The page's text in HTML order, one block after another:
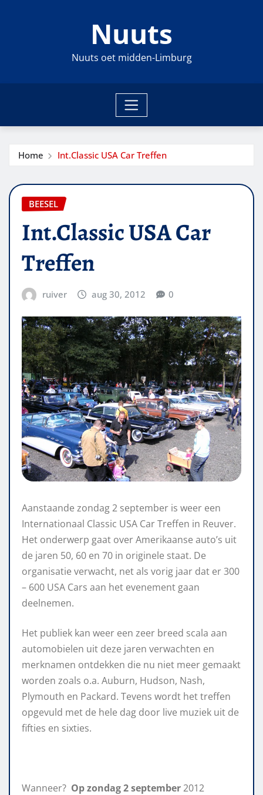
Nuuts
Nuuts oet midden-Limburg
Home Int.Classic USA Car Treffen
BEESEL
Int.Classic USA Car
Treffen
ruiver aug 30, 2012 0
Aanstaande zondag 2 september is weer een
Internationaal Classic USA Car Treffen in Reuver.
Het onderwerp gaat over Amerikaanse auto’s uit
de jaren 50, 60 en 70 in originele staat. De
organisatie verwacht, net als vorig jaar dat er 300
– 600 USA Cars aan het evenement gaan
deelnemen.
Het publiek kan weer een zeer breed scala aan
automobielen uit deze jaren verwachten en
merknamen ontdekken die nu niet meer gemaakt
worden zoals o.a. Auburn, Hudson, Nash,
Plymouth en Packard. Tevens wordt het treffen
opgevuld met de hele dag door live muziek uit de
fifties en sixties.
Wanneer? Op zondag 2 september2012